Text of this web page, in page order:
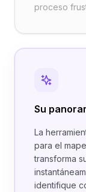
proceso
Su
La
para el
transforma
identifique